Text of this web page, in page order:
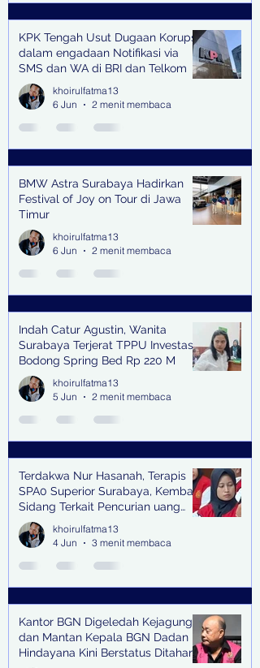
KPK Tengah Usut Dugaan Korupsi
dalam engadaan Notifikasi via
SMS dan WA di BRI dan Telkom
khoirulfatma13
6 Jun
2 menit membaca
BMW Astra Surabaya Hadirkan
Festival of Joy on Tour di Jawa
Timur
khoirulfatma13
6 Jun
2 menit membaca
Indah Catur Agustin, Wanita
Surabaya Terjerat TPPU Investasi
Bodong Spring Bed Rp 220 M
khoirulfatma13
5 Jun
2 menit membaca
Terdakwa Nur Hasanah, Terapis
SPA0 Superior Surabaya, Kembali
Sidang Terkait Pencurian uang
senilai Rp1,285 M di PN Surabaya
khoirulfatma13
4 Jun
3 menit membaca
Kantor BGN Digeledah Kejagung
dan Mantan Kepala BGN Dadan
Hindayana Kini Berstatus Ditahan